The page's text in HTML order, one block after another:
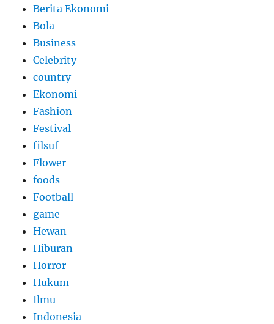
Berita Ekonomi
Bola
Business
Celebrity
country
Ekonomi
Fashion
Festival
filsuf
Flower
foods
Football
game
Hewan
Hiburan
Horror
Hukum
Ilmu
Indonesia